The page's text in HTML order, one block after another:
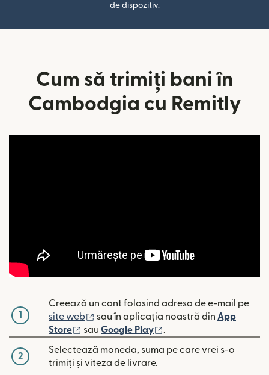
de dispozitiv.
Cum să trimiți bani în
Cambodgia cu Remitly
1
Creează un cont folosind adresa de e-mail pe
site web
(se deschide într-o fereastră nouă)
sau în aplicația noastră din App
Store
(se deschide într-o fereastră nouă)
sau Google Play .
2
Selectează moneda, suma pe care vrei s-o
trimiți și viteza de livrare.